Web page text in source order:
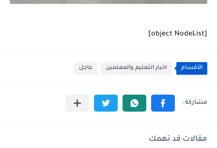
[object NodeList]
الأقسام اخبار التعليم والمعلمين عاجل
مقالات قد تهمك